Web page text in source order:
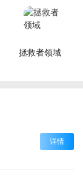
拯救者领域
详情